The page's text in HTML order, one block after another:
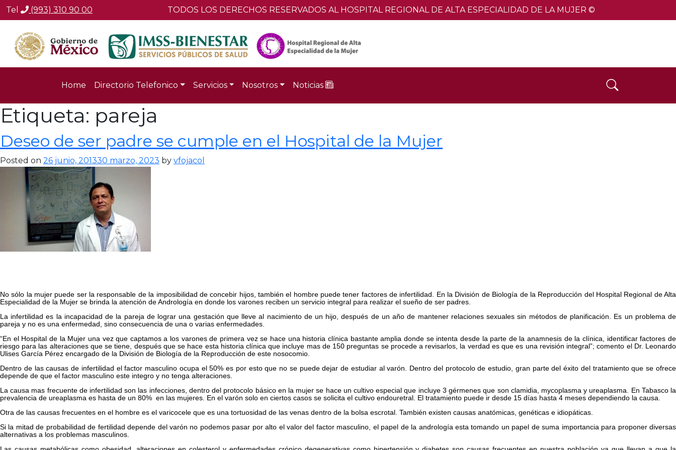
Tel (993) 310 90 00 TODOS LOS DERECHOS RESERVADOS AL HOSPITAL REGIONAL DE ALTA ESPECIALIDAD DE LA MUJER ©
Home Directorio Telefonico Servicios Nosotros Noticias
Etiqueta: pareja
Deseo de ser padre se cumple en el Hospital de la Mujer
Posted on 26 junio, 201330 marzo, 2023 by vfojacol
No sólo la mujer puede ser la responsable de la imposibilidad de concebir hijos, también el hombre puede tener factores de infertilidad. En la División de Biología de la Reproducción del Hospital Regional de Alta
Especialidad de la Mujer se brinda la atención de Andrología en donde los varones reciben un servicio integral para realizar el sueño de ser padres.
La infertilidad es la incapacidad de la pareja de lograr una gestación que lleve al nacimiento de un hijo, después de un año de mantener relaciones sexuales sin métodos de planificación. Es un problema de
pareja y no es una enfermedad, sino consecuencia de una o varias enfermedades.
“En el Hospital de la Mujer una vez que captamos a los varones de primera vez se hace una historia clínica bastante amplia donde se intenta desde la parte de la anamnesis de la clínica, identificar factores de
riesgo para las alteraciones que se tiene, después que se hace esta historia clínica que incluye mas de 150 preguntas se procede a revisarlos, la verdad es que es una revisión integral”; comento el Dr. Leonardo
Ulises García Pérez encargado de la División de Biología de la Reproducción de este nosocomio.
Dentro de las causas de infertilidad el factor masculino ocupa el 50% es por esto que no se puede dejar de estudiar al varón. Dentro del protocolo de estudio, gran parte del éxito del tratamiento que se ofrece
depende de que el factor masculino este integro y no tenga alteraciones.
La causa mas frecuente de infertilidad son las infecciones, dentro del protocolo básico en la mujer se hace un cultivo especial que incluye 3 gérmenes que son clamidia, mycoplasma y ureaplasma. En Tabasco la
prevalencia de ureaplasma es hasta de un 80% en las mujeres. En el varón solo en ciertos casos se solicita el cultivo endouretral. El tratamiento puede ir desde 15 días hasta 4 meses dependiendo la causa.
Otra de las causas frecuentes en el hombre es el varicocele que es una tortuosidad de las venas dentro de la bolsa escrotal. También existen causas anatómicas, genéticas e idiopáticas.
Si la mitad de probabilidad de fertilidad depende del varón no podemos pasar por alto el valor del factor masculino, el papel de la andrología esta tomando un papel de suma importancia para proponer diversas
alternativas a los problemas masculinos.